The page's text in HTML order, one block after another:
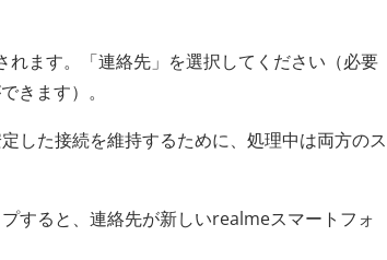
ます。「連絡先」を選択してください（必要
きます）。
した接続を維持するために、処理中は両方のス
すると、連絡先が新しいrealmeスマートフォ